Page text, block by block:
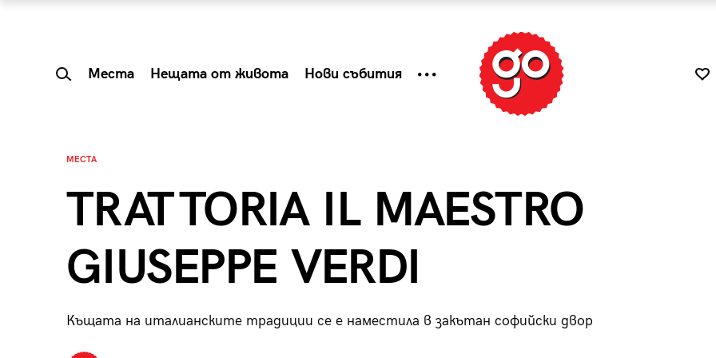
Места Нещата от живота Нови събития
МЕСТА
TRATTORIA IL MAESTRO
GIUSEPPE VERDI
Къщата на италианските традиции се е наместила в закътан софийски двор
Summer Prelude: как
Tender is the Wine – Какво